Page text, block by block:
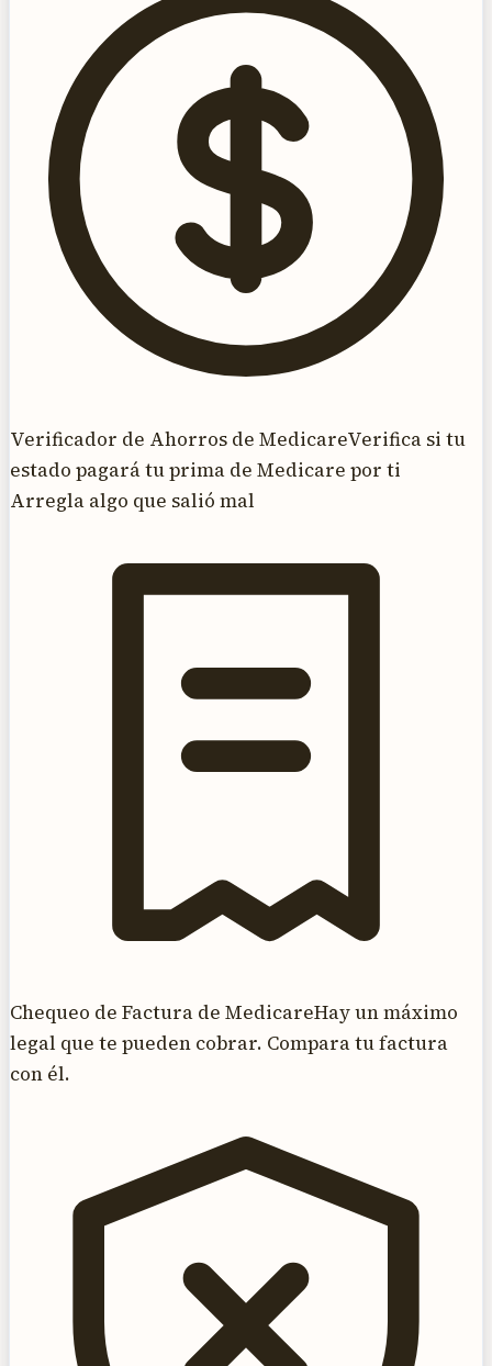
Verificador de Ahorros de MedicareVerifica si tu
estado pagará tu prima de Medicare por ti
Arregla algo que salió mal
Chequeo de Factura de MedicareHay un máximo
legal que te pueden cobrar. Compara tu factura
con él.